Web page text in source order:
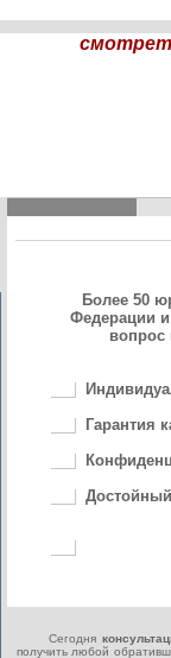
Более 50
Федерации
вопрос
Гарантия
Сегодня
получить любой